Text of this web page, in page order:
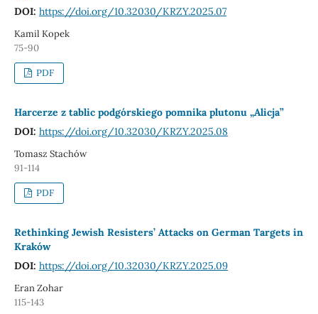
DOI: https://doi.org/10.32030/KRZY.2025.07
Kamil Kopek
75-90
PDF
Harcerze z tablic podgórskiego pomnika plutonu „Alicja”
DOI: https://doi.org/10.32030/KRZY.2025.08
Tomasz Stachów
91-114
PDF
Rethinking Jewish Resisters’ Attacks on German Targets in
Kraków
DOI: https://doi.org/10.32030/KRZY.2025.09
Eran Zohar
115-143